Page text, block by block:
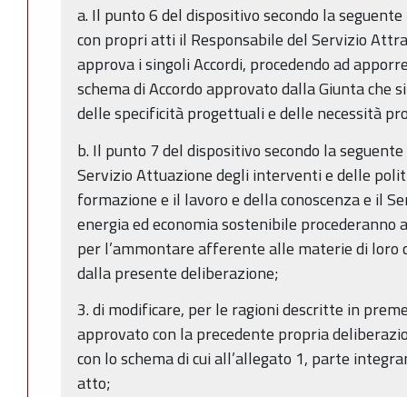
a. Il punto 6 del dispositivo secondo la
con propri atti il Responsabile del Servizio
approva i singoli Accordi, procedendo ad
schema di Accordo approvato dalla Giunta che
delle specificità progettuali e delle necessità
b. Il punto 7 del dispositivo secondo la
Servizio Attuazione degli interventi e delle
formazione e il lavoro e della conoscenza e il
energia ed economia sostenibile procederanno
per l’ammontare afferente alle materie di loro
dalla presente deliberazione;
3. di modificare, per le ragioni descritte in
approvato con la precedente propria
con lo schema di cui all’allegato 1, parte
atto;